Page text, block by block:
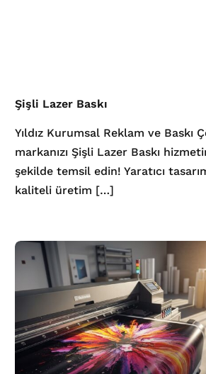
Şişli Lazer Baskı
Yıldız Kurumsal Reklam ve Baskı
markanızı Şişli Lazer Baskı
şekilde temsil edin! Yaratıcı
kaliteli üretim […]